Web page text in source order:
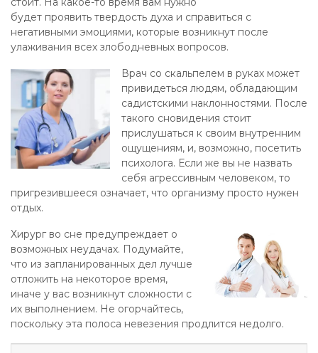
будет проявить твердость духа и справиться с
негативными эмоциями, которые возникнут после
улаживания всех злободневных вопросов.
Врач со скальпелем в руках может
привидеться людям, обладающим
садистскими наклонностями. После
такого сновидения стоит
прислушаться к своим внутренним
ощущениям, и, возможно, посетить
психолога. Если же вы не назвать
себя агрессивным человеком, то
пригрезившееся означает, что организму просто нужен
отдых.
Хирург во сне предупреждает о
возможных неудачах. Подумайте,
что из запланированных дел лучше
отложить на некоторое время,
иначе у вас возникнут сложности с
их выполнением. Не огорчайтесь,
поскольку эта полоса невезения продлится недолго.